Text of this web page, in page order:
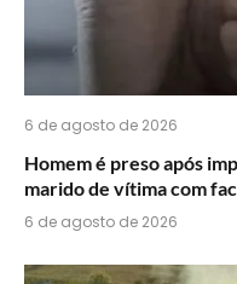
6 de agosto de 2026
Homem é preso após
marido de vítima com
6 de agosto de 2026